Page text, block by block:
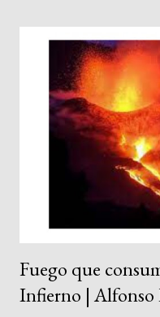
Fuego que
Infierno | Alfonso